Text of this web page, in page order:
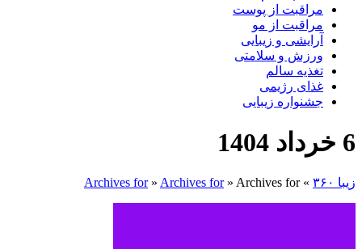
مراقبت از پوست
مراقبت از مو
آرایشی و زیبایی
ورزش و سلامتی
تغذیه سالم
غذای رژیمی
جشنواره زیبایی
6 خرداد 1404
زیبا ۳۶۰ »
Archives for» Archives for» Archives for